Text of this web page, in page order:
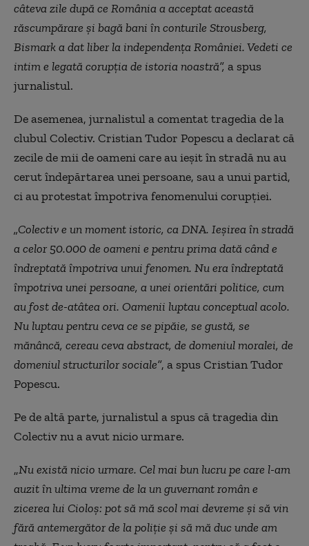
câteva zile după ce România a acceptat această
răscumpărare și bagă bani în conturile Strousberg,
Bismark a dat liber la independența României. Vedeti ce
intim e legată corupția de istoria noastră”, a spus
jurnalistul.
De asemenea, jurnalistul a comentat tragedia de la
clubul Colectiv. Cristian Tudor Popescu a declarat că
zecile de mii de oameni care au ieșit în stradă nu au
cerut îndepărtarea unei persoane, sau a unui partid,
ci au protestat împotriva fenomenului corupției.
„Colectiv e un moment istoric, ca DNA. Ieşirea în stradă
a celor 50.000 de oameni e pentru prima dată când e
îndreptată împotriva unui fenomen. Nu era îndreptată
împotriva unei persoane, a unei orientări politice, cum
au fost de-atâtea ori. Oamenii luptau conceptual acolo.
Nu luptau pentru ceva ce se pipăie, se gustă, se
mănâncă, cereau ceva abstract, de domeniul moralei, de
domeniul structurilor sociale”, a spus Cristian Tudor
Popescu.
Pe de altă parte, jurnalistul a spus că tragedia din
Colectiv nu a avut nicio urmare.
„Nu există nicio urmare. Cel mai bun lucru pe care l-am
auzit în ultima vreme de la un guvernant român e
zicerea lui Cioloş: pot să mă scol mai devreme și să vin
fără antemergător de la poliție și să mă duc unde am